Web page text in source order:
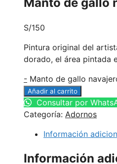
S/150
Pintura original del
dorado, el área pintada
- Manto de gallo
Añadir al carrito
Consultar por
Categoría: Adornos
Información
Información